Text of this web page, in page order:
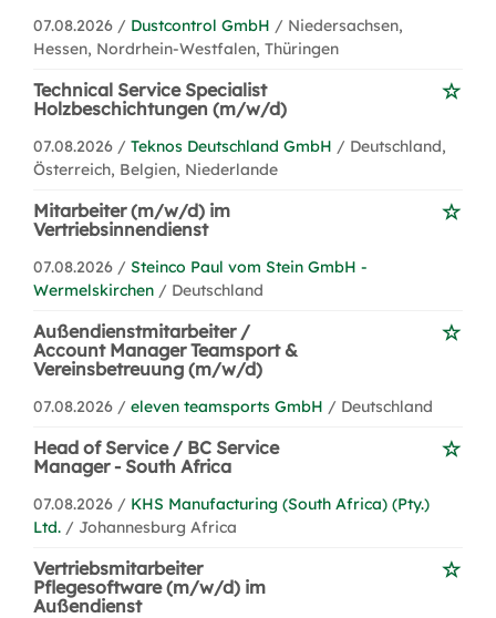
07.08.2026 / Dustcontrol GmbH / Niedersachsen,
Hessen, Nordrhein-Westfalen, Thüringen
Technical Service Specialist
Holzbeschichtungen (m/w/d)
07.08.2026 / Teknos Deutschland GmbH / Deutschland,
Österreich, Belgien, Niederlande
Mitarbeiter (m/w/d) im
Vertriebsinnendienst
07.08.2026 / Steinco Paul vom Stein GmbH -
Wermelskirchen / Deutschland
Außendienstmitarbeiter /
Account Manager Teamsport &
Vereinsbetreuung (m/w/d)
07.08.2026 / eleven teamsports GmbH / Deutschland
Head of Service / BC Service
Manager - South Africa
07.08.2026 / KHS Manufacturing (South Africa) (Pty.)
Ltd. / Johannesburg Africa
Vertriebsmitarbeiter
Pflegesoftware (m/w/d) im
Außendienst